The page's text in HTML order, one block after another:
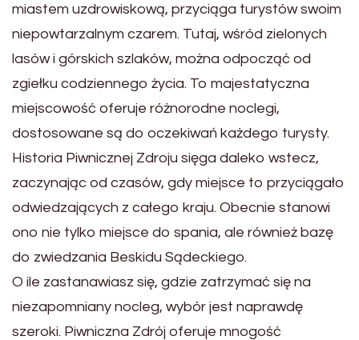
miastem uzdrowiskową, przyciąga turystów swoim
niepowtarzalnym czarem. Tutaj, wśród zielonych
lasów i górskich szlaków, można odpocząć od
zgiełku codziennego życia. To majestatyczna
miejscowość oferuje różnorodne noclegi,
dostosowane są do oczekiwań każdego turysty.
Historia Piwnicznej Zdroju sięga daleko wstecz,
zaczynając od czasów, gdy miejsce to przyciągało
odwiedzających z całego kraju. Obecnie stanowi
ono nie tylko miejsce do spania, ale również bazę
do zwiedzania Beskidu Sądeckiego.
O ile zastanawiasz się, gdzie zatrzymać się na
niezapomniany nocleg, wybór jest naprawdę
szeroki. Piwniczna Zdrój oferuje mnogość